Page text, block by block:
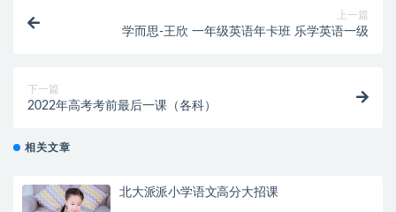
上一篇
学而思-王欣 一年级英语年卡班 乐学英语一级
下一篇
2022年高考考前最后一课（各科）
相关文章
北大派派小学语文高分大招课